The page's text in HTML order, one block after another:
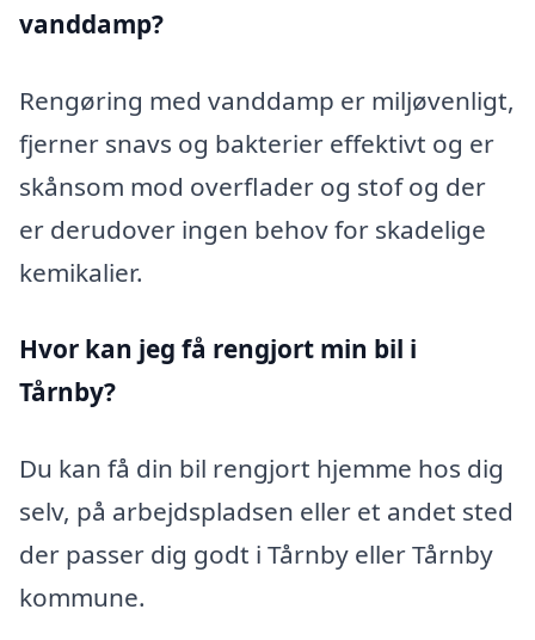
vanddamp?
Rengøring med vanddamp er miljøvenligt,
fjerner snavs og bakterier effektivt og er
skånsom mod overflader og stof og der
er derudover ingen behov for skadelige
kemikalier.
Hvor kan jeg få rengjort min bil i
Tårnby?
Du kan få din bil rengjort hjemme hos dig
selv, på arbejdspladsen eller et andet sted
der passer dig godt i Tårnby eller Tårnby
kommune.